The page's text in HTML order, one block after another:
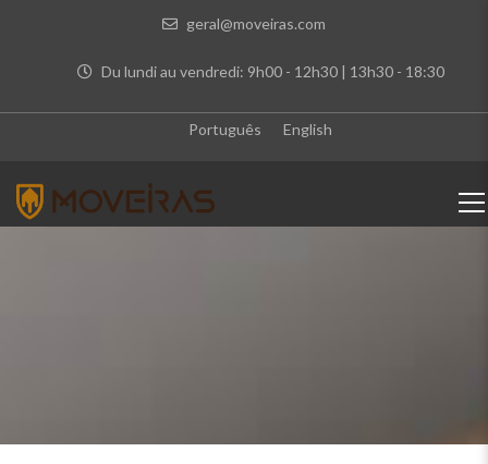
geral@moveiras.com
Du lundi au vendredi: 9h00 - 12h30 | 13h30 - 18:30
Português English